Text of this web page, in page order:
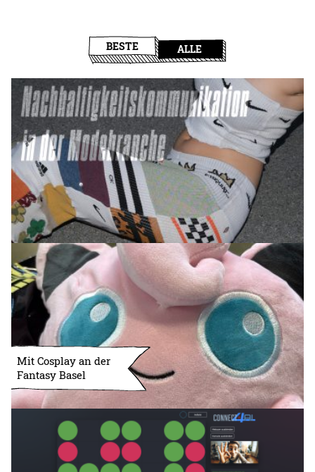
BESTE ALLE
Mit Cosplay an der
Fantasy Basel